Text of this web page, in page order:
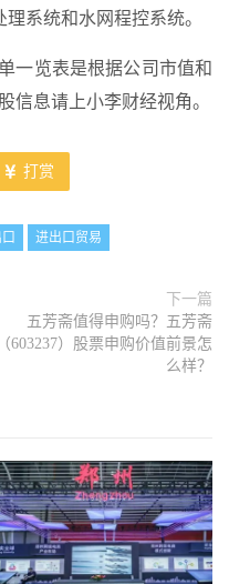
系统和水网程控系统。
一览表是根据公司市值和
信息请上小李财经视角。
打赏
进出口贸易
下一篇
五芳斋值得申购吗？五芳斋
（603237）股票申购价值前景怎
么样？